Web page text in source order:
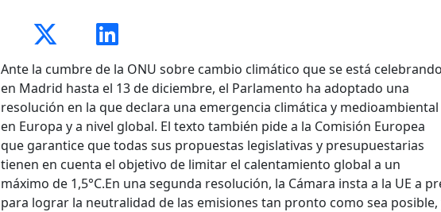
Ante la cumbre de la ONU sobre cambio climático que se está celebrando
en Madrid hasta el 13 de diciembre, el Parlamento ha adoptado una
resolución en la que declara una emergencia climática y medioambiental
en Europa y a nivel global. El texto también pide a la Comisión Europea
que garantice que todas sus propuestas legislativas y presupuestarias
tienen en cuenta el objetivo de limitar el calentamiento global a un
máximo de 1,5°C.En una segunda resolución, la Cámara insta a la UE a
para lograr la neutralidad de las emisiones tan pronto como sea posible,